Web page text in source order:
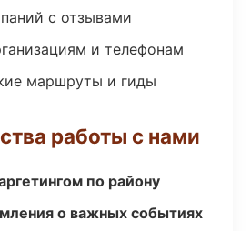
с отзывами
и телефонам
маршруты и гиды
работы с нами
по району
о важных событиях